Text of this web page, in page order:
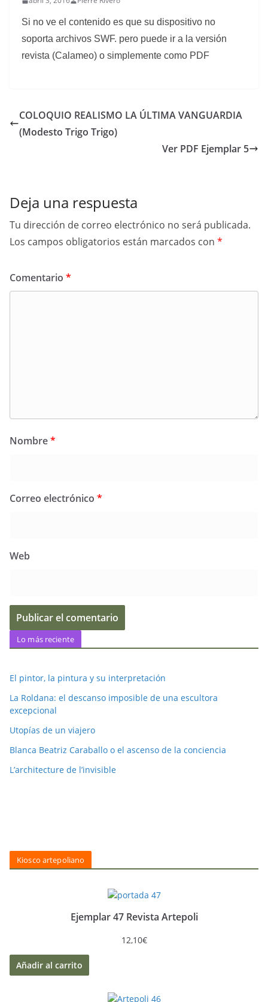
Si no ve el contenido es que su dispositivo no
soporta archivos SWF. pero puede ir a la versión
revista (Calameo) o simplemente como PDF
COLOQUIO REALISMO LA ÚLTIMA VANGUARDIA
(Modesto Trigo Trigo)
Ver PDF Ejemplar 5
Deja una respuesta
Tu dirección de correo electrónico no será publicada.
Los campos obligatorios están marcados con *
Comentario *
Nombre*
Correo electrónico *
Web
Lo más reciente
El pintor, la pintura y su interpretación
La Roldana: el descanso imposible de una escultora
excepcional
Utopías de un viajero
Blanca Beatriz Caraballo o el ascenso de la conciencia
L’architecture de l’invisible
Kiosco artepoliano
Ejemplar 47 Revista Artepoli
12,10€
Añadir al carrito